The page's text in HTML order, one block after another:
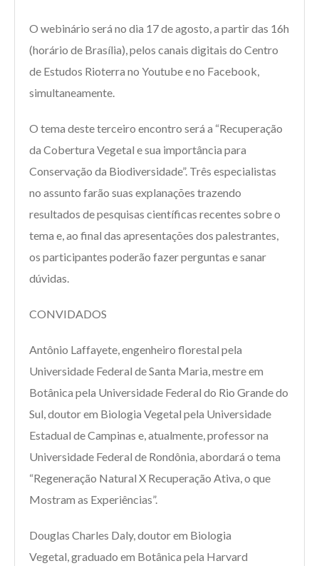
O webinário será no dia 17 de agosto, a partir das 16h
(horário de Brasília), pelos canais digitais do Centro
de Estudos Rioterra no Youtube e no Facebook,
simultaneamente.
O tema deste terceiro encontro será a “Recuperação
da Cobertura Vegetal e sua importância para
Conservação da Biodiversidade”. Três especialistas
no assunto farão suas explanações trazendo
resultados de pesquisas científicas recentes sobre o
tema e, ao final das apresentações dos palestrantes,
os participantes poderão fazer perguntas e sanar
dúvidas.
CONVIDADOS
Antônio Laffayete, engenheiro florestal pela
Universidade Federal de Santa Maria, mestre em
Botânica pela Universidade Federal do Rio Grande do
Sul, doutor em Biologia Vegetal pela Universidade
Estadual de Campinas e, atualmente, professor na
Universidade Federal de Rondônia, abordará o tema
“Regeneração Natural X Recuperação Ativa, o que
Mostram as Experiências”.
Douglas Charles Daly, doutor em Biologia
Vegetal, graduado em Botânica pela Harvard